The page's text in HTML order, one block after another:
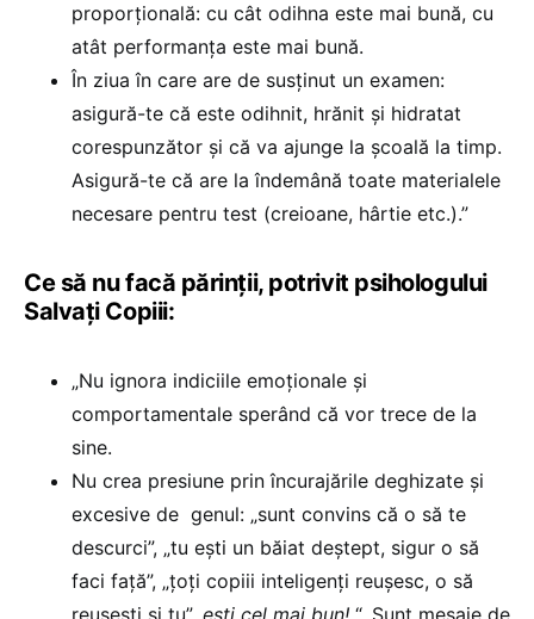
proporţională: cu cât odihna este mai bună, cu
atât performanţa este mai bună.
În ziua în care are de susținut un examen:
asigură-te că este odihnit, hrănit și hidratat
corespunzător și că va ajunge la școală la timp.
Asigură-te că are la îndemână toate materialele
necesare pentru test (creioane, hârtie etc.).”
Ce să nu facă părinții, potrivit psihologului
Salvați Copiii:
„Nu ignora indiciile emoționale și
comportamentale sperând că vor trece de la
sine.
Nu crea presiune prin încurajările deghizate și
excesive de genul: „sunt convins că o să te
descurci”, „tu eşti un băiat deştept, sigur o să
faci faţă”, „țoţi copiii inteligenți reuşesc, o să